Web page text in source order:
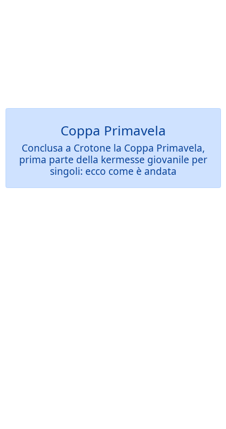
Coppa Primavela
Conclusa a Crotone la Coppa Primavela,
prima parte della kermesse giovanile per
singoli: ecco come è andata